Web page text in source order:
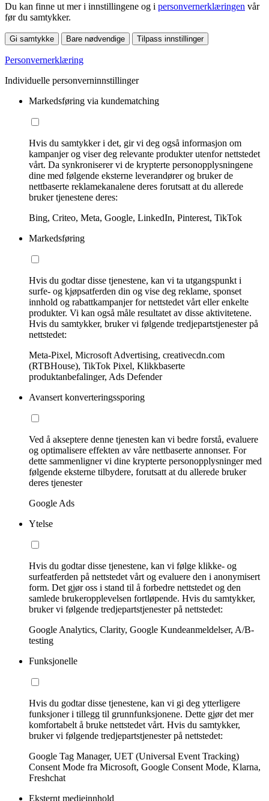
Du kan finne ut mer i innstillingene og i personvernerklæringen vår
før du samtykker.
Gi samtykke Bare nødvendige Tilpass innstillinger
Personvernerklæring
Individuelle personverninnstillinger
Markedsføring via kundematching
Hvis du samtykker i det, gir vi deg også informasjon om
kampanjer og viser deg relevante produkter utenfor nettstedet
vårt. Da synkroniserer vi de krypterte personopplysningene
dine med følgende eksterne leverandører og bruker de
nettbaserte reklamekanalene deres forutsatt at du allerede
bruker tjenestene deres:
Bing, Criteo, Meta, Google, LinkedIn, Pinterest, TikTok
Markedsføring
Hvis du godtar disse tjenestene, kan vi ta utgangspunkt i
surfe- og kjøpsatferden din og vise deg reklame, sponset
innhold og rabattkampanjer for nettstedet vårt eller enkelte
produkter. Vi kan også måle resultatet av disse aktivitetene.
Hvis du samtykker, bruker vi følgende tredjepartstjenester på
nettstedet:
Meta-Pixel, Microsoft Advertising, creativecdn.com
(RTBHouse), TikTok Pixel, Klikkbaserte
produktanbefalinger, Ads Defender
Avansert konverteringssporing
Ved å akseptere denne tjenesten kan vi bedre forstå, evaluere
og optimalisere effekten av våre nettbaserte annonser. For
dette sammenligner vi dine krypterte personopplysninger med
følgende eksterne tilbydere, forutsatt at du allerede bruker
deres tjenester
Google Ads
Ytelse
Hvis du godtar disse tjenestene, kan vi følge klikke- og
surfeatferden på nettstedet vårt og evaluere den i anonymisert
form. Det gjør oss i stand til å forbedre nettstedet og den
samlede brukeropplevelsen fortløpende. Hvis du samtykker,
bruker vi følgende tredjepartstjenester på nettstedet:
Google Analytics, Clarity, Google Kundeanmeldelser, A/B-
testing
Funksjonelle
Hvis du godtar disse tjenestene, kan vi gi deg ytterligere
funksjoner i tillegg til grunnfunksjonene. Dette gjør det mer
komfortabelt å bruke nettstedet vårt. Hvis du samtykker,
bruker vi følgende tredjepartstjenester på nettstedet:
Google Tag Manager, UET (Universal Event Tracking)
Consent Mode fra Microsoft, Google Consent Mode, Klarna,
Freshchat
Eksternt medieinnhold